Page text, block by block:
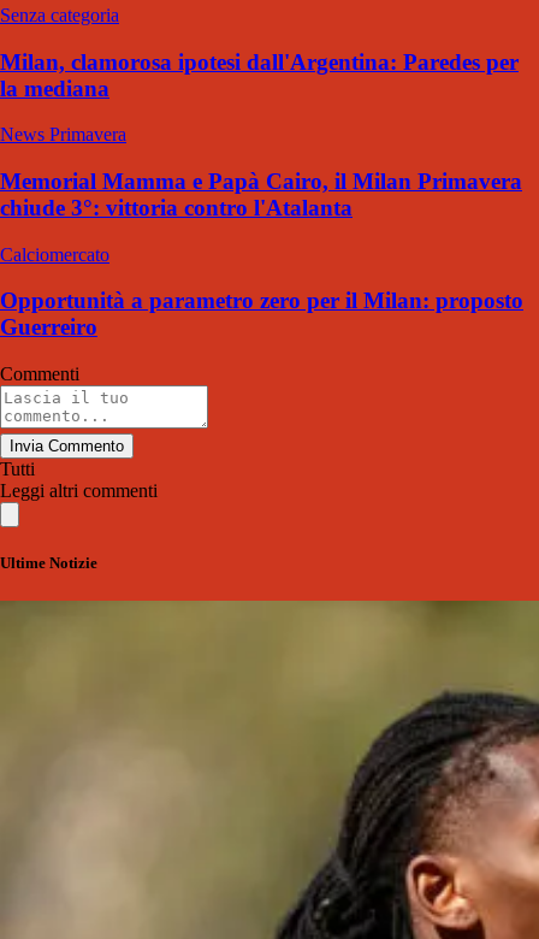
Senza categoria
Milan, clamorosa ipotesi dall'Argentina: Paredes per
la mediana
News Primavera
Memorial Mamma e Papà Cairo, il Milan Primavera
chiude 3°: vittoria contro l'Atalanta
Calciomercato
Opportunità a parametro zero per il Milan: proposto
Guerreiro
Commenti
Invia Commento
Tutti
Leggi altri commenti
Ultime Notizie